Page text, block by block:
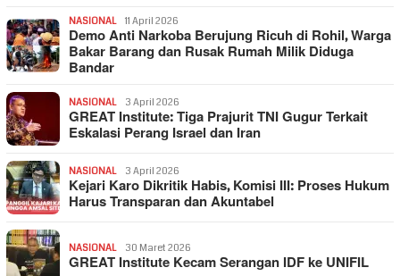
NASIONAL 11 April 2026
Demo Anti Narkoba Berujung Ricuh di Rohil, Warga
Bakar Barang dan Rusak Rumah Milik Diduga
Bandar
NASIONAL 3 April 2026
GREAT Institute: Tiga Prajurit TNI Gugur Terkait
Eskalasi Perang Israel dan Iran
NASIONAL 3 April 2026
Kejari Karo Dikritik Habis, Komisi III: Proses Hukum
Harus Transparan dan Akuntabel
NASIONAL 30 Maret 2026
GREAT Institute Kecam Serangan IDF ke UNIFIL